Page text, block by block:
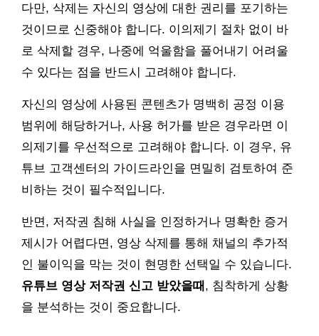
다만, 삭제는 자신의 영상에 대한 권리를 포기하는
것이므로 신중해야 합니다. 이의제기 절차 없이 바
로 삭제할 경우, 나중에 억울함을 풀어내기 어려울
수 있다는 점을 반드시 고려해야 합니다.
자신의 영상에 사용된 콘텐츠가 명백히 공정 이용
범위에 해당하거나, 사용 허가를 받은 경우라면 이
의제기를 우선적으로 고려해야 합니다. 이 경우, 유
튜브 고객센터의 가이드라인을 면밀히 검토하여 준
비하는 것이 필수적입니다.
반면, 저작권 침해 사실을 인정하거나 명확한 증거
제시가 어렵다면, 영상 삭제를 통해 채널의 추가적
인 불이익을 막는 것이 현명한 선택일 수 있습니다.
유튜브 영상 저작권 신고 받았을때 , 침착하게 상황
을 분석하는 것이 중요합니다.